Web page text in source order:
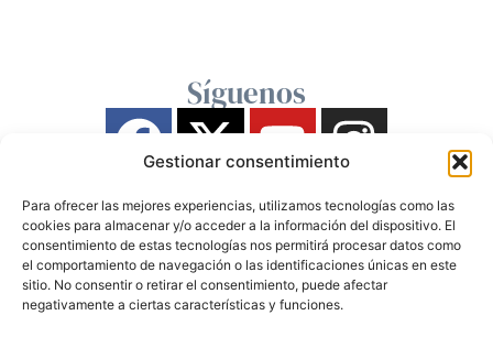
Gestionar consentimiento
Para ofrecer las mejores experiencias, utilizamos tecnologías como las
cookies para almacenar y/o acceder a la información del dispositivo. El
consentimiento de estas tecnologías nos permitirá procesar datos como
el comportamiento de navegación o las identificaciones únicas en este
sitio. No consentir o retirar el consentimiento, puede afectar
negativamente a ciertas características y funciones.
Síguenos